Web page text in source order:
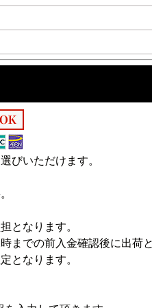
びいただけます。
となります。
までの前入金確認後に出荷
となります。